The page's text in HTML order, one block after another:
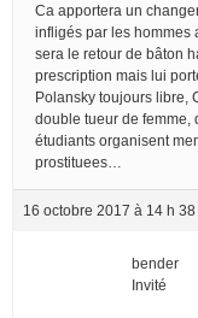
Ca apportera un
infligés par les hommes
sera le retour de bâton
prescription mais lui
Polansky toujours libre,
double tueur de femme,
étudiants organisent
prostituees…
16 octobre 2017 à 14 h 38
bender
Invité